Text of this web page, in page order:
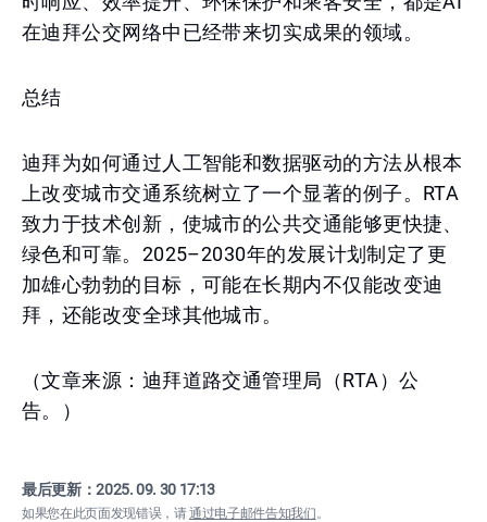
在迪拜公交网络中已经带来切实成果的领域。
总结
迪拜为如何通过人工智能和数据驱动的方法从根本
上改变城市交通系统树立了一个显著的例子。RTA
致力于技术创新，使城市的公共交通能够更快捷、
绿色和可靠。2025–2030年的发展计划制定了更
加雄心勃勃的目标，可能在长期内不仅能改变迪
拜，还能改变全球其他城市。
（文章来源：迪拜道路交通管理局（RTA）公
告。）
最后更新：2025. 09. 30 17:13
如果您在此页面发现错误，请通过电子邮件告知我们。